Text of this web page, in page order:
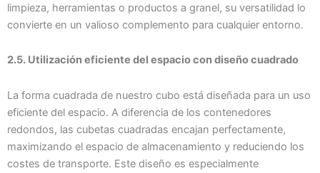
limpieza, herramientas o productos a granel, su versatilidad lo
convierte en un valioso complemento para cualquier entorno.
2.5. Utilización eficiente del espacio con diseño cuadrado
La forma cuadrada de nuestro cubo está diseñada para un uso
eficiente del espacio. A diferencia de los contenedores
redondos, las cubetas cuadradas encajan perfectamente,
maximizando el espacio de almacenamiento y reduciendo los
costes de transporte. Este diseño es especialmente